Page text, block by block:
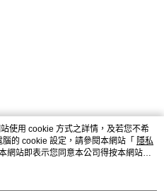
使用 cookie 方式之詳情，及若您不希
的 cookie 設定，請參閱本網站「 隱私
網站即表示您同意本公司得按本網站使